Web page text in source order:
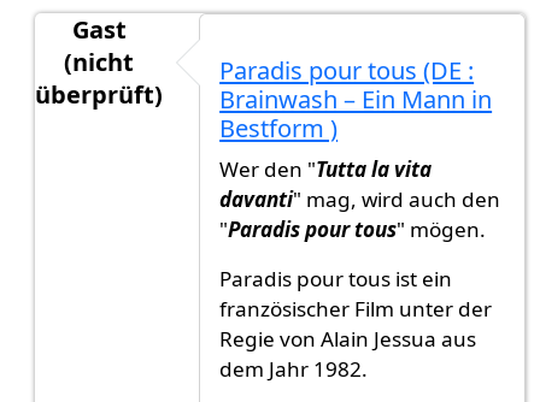
Gast
(nicht
überprüft)
"Das ganze Leben liegt vor
Paradis pour tous (DE :
Brainwash – Ein Mann in
Bestform )
Wer den "Tutta la vita
davanti" mag, wird auch den
"Paradis pour tous" mögen.
Paradis pour tous ist ein
französischer Film unter der
Regie von Alain Jessua aus
dem Jahr 1982.